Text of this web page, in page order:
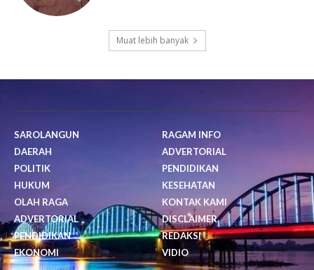
Muat lebih banyak
SAROLANGUN
DAERAH
POLITIK
HUKUM
OLAH RAGA
ADVERTORIAL
PENDIDIKAN
EKONOMI
RAGAM INFO
ADVERTORIAL
PENDIDIKAN
KESEHATAN
KONTAK KAMI
DISCLAIMER
REDAKSI
VIDIO